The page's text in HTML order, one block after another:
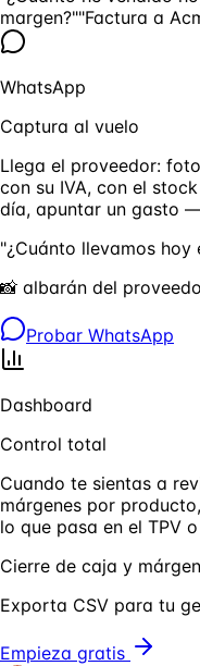
margen?""Factura a
WhatsApp
Captura al vuelo
Llega el proveedor:
con su IVA, con el
día, apuntar un gasto
"¿Cuánto llevamos hoy
📸 albarán del
Probar WhatsApp
Dashboard
Control total
Cuando te sientas a
márgenes por
lo que pasa en el TPV
Cierre de caja y
Exporta CSV para tu
Empieza gratis